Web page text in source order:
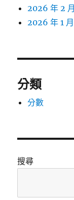
2026 年 2 月
2026 年 1 月
分類
分數
搜尋